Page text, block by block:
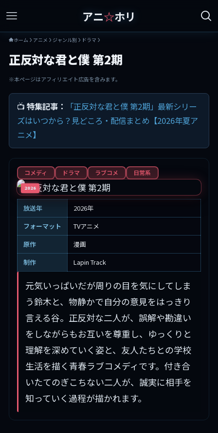
アニ☆ホリ
ホーム アニメ ジャンル別 ドラマ
正反対な君と僕 第2期
※本ページはアフィリエイト広告を含みます。
📺 特集記事：
「正反対な君と僕 第2期」最新シリー
ズはいつから？見どころ・配信まとめ【2026年夏ア
ニメ】
2026
コメディ ドラマ ラブコメ 日常系
放送年
2026年
フォーマット
TVアニメ
原作
漫画
制作
Lapin Track
元気いっぱいだが周りの目を気にしてしま
う鈴木と、物静かで自分の意見をはっきり
言える谷。正反対な二人が、誤解や勘違い
をしながらもお互いを尊重し、ゆっくりと
理解を深めていく姿と、友人たちとの学校
生活を描く青春ラブコメディです。付き合
いたてのぎこちない二人が、誠実に相手を
知っていく過程が描かれます。